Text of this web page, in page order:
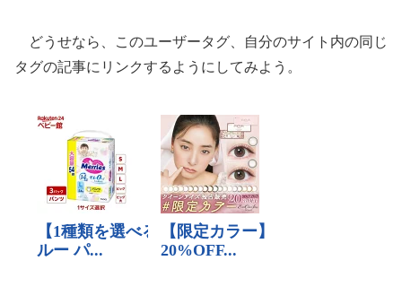
どうせなら、このユーザータグ、自分のサイト内の同じ
タグの記事にリンクするようにしてみよう。